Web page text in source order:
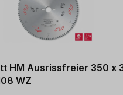
HM Ausrissfreier 350 x
WZ